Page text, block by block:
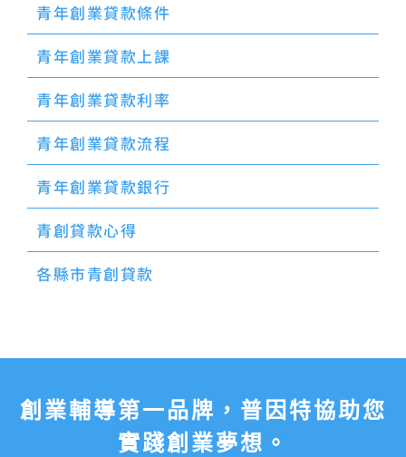
青年創業貸款條件
青年創業貸款上課
青年創業貸款利率
青年創業貸款流程
青年創業貸款銀行
青創貸款心得
各縣市青創貸款
創業輔導第一品牌，普因特協助您
實踐創業夢想。